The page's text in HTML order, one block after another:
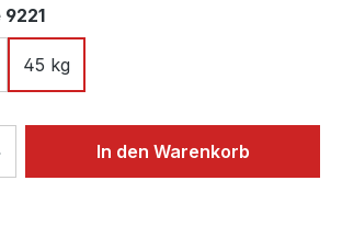
auswählen
45 kg
Gib den
In den Warenkorb